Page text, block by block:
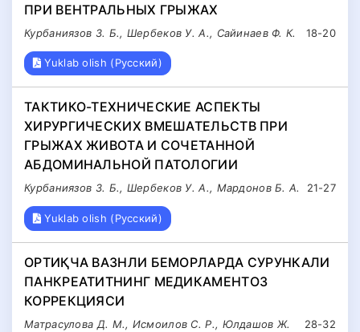
ПРИ ВЕНТРАЛЬНЫХ ГРЫЖАХ
18-20
Курбаниязов З. Б., Шербеков У. А., Сайинаев Ф. К.
Yuklab olish (Русский)
ТАКТИКО-ТЕХНИЧЕСКИЕ АСПЕКТЫ
ХИРУРГИЧЕСКИХ ВМЕШАТЕЛЬСТВ ПРИ
ГРЫЖАХ ЖИВОТА И СОЧЕТАННОЙ
АБДОМИНАЛЬНОЙ ПАТОЛОГИИ
21-27
Курбаниязов З. Б., Шербеков У. А., Мардонов Б. А.
Yuklab olish (Русский)
ОРТИҚЧА ВАЗНЛИ БЕМОРЛАРДА СУРУНКАЛИ
ПАНКРЕАТИТНИНГ МЕДИКАМЕНТОЗ
КОРРЕКЦИЯСИ
28-32
Матрасулова Д. М., Исмоилов С. Р., Юлдашов Ж.